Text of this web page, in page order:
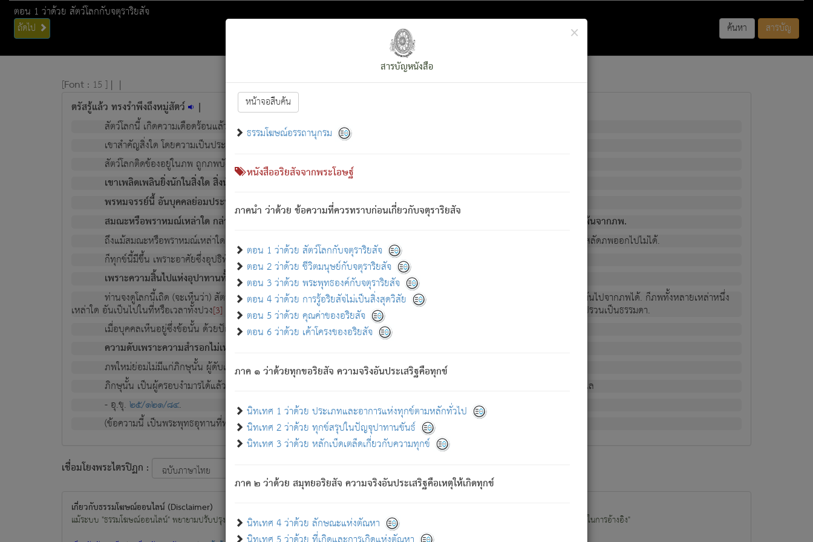
ตอน 1 ว่าด้วย สัตว์โลกกับจตุราริยสัจ
ถัดไป ค้นหา สารบัญ
×
สารบัญหนังสือ
หน้าจอสืบค้น
ธรรมโฆษณ์อรรถานุกรม
หนังสืออริยสัจจากพระโอษฐ์
ภาคนำ ว่าด้วย ข้อความที่ควรทราบก่อนเกี่ยวกับจตุราริยสัจ
ตอน 1 ว่าด้วย สัตว์โลกกับจตุราริยสัจ
ตอน 2 ว่าด้วย ชีวิตมนุษย์กับจตุราริยสัจ
ตอน 3 ว่าด้วย พระพุทธองค์กับจตุราริยสัจ
ตอน 4 ว่าด้วย การรู้อริยสัจไม่เป็นสิ่งสุดวิสัย
ตอน 5 ว่าด้วย คุณค่าของอริยสัจ
ตอน 6 ว่าด้วย เค้าโครงของอริยสัจ
ภาค ๑ ว่าด้วยทุกขอริยสัจ ความจริงอันประเสริฐคือทุกข์
นิทเทศ 1 ว่าด้วย ประเภทและอาการแห่งทุกข์ตามหลักทั่วไป
นิทเทศ 2 ว่าด้วย ทุกข์สรุปในปัญจุปาทานขันธ์
นิทเทศ 3 ว่าด้วย หลักเบ็ดเตล็ดเกี่ยวกับความทุกข์
ภาค ๒ ว่าด้วย สมุทยอริยสัจ ความจริงอันประเสริฐคือเหตุให้เกิดทุกข์
นิทเทศ 4 ว่าด้วย ลักษณะแห่งตัณหา
[Font : 15 ] | |
ตรัสรู้แล้ว ทรงรำพึงถึงหมู่สัตว์ |
สัตว์โลกนี้ เกิดความเดือดร้อนแล้ว มีผัสสะบังหน้า[1]ย่อมกล่าวซึ่งโรค (ความเสียดแทง) นั้นโดยความเป็นตัวเป็นตน
เขาสำคัญสิ่งใด โดยความเป็นประการใด แต่สิ่งนั้นย่อมเป็น (ตามที่เป็นจริง) โดยประการอื่นจากที่เขาสำคัญนั้น
สัตว์โลกติดข้องอยู่ในภพ ถูกภพบังหน้าแล้ว มีภพโดยความเป็นอย่างอื่น (จากที่มันเป็นอยู่จริง) จึงได้เพลิดเพลินยิ่งนักในภพนั้น
เขาเพลิดเพลินยิ่งนักในสิ่งใด สิ่งนั้นเป็นภัย (ที่เขาไม่รู้จัก) : เขากลัวต่อสิ่งใดสิ่งนั้นเป็นทุกข์
พรหมจรรย์นี้ อันบุคคลย่อมประพฤติ ก็เพื่อการละขาดซึ่งภพ.
สมณะหรือพราหมณ์เหล่าใด กล่าวความหลุดพ้นจากภพว่ามีได้เพราะภพ เรากล่าวว่า สมณะหรือพราหมณ์ทั้งปวงนั้น มิใช่ผู้หลดพ้นจากภพ.
ถึงแม้สมณะหรือพราหมณ์เหล่าใด กล่าวความออกไปได้จากภพ ว่ามีได้เพราะวิภพ[2]
: เรากล่าวว่า สมณะหรือพราหมณ์ทั้งปวงนั้น ก็ยังสลัดภพออกไปไม่ได้.
ก็ทุกข์นี้มีขึ้น เพราะอาศัยซึ่งอุปธิทั้งปวง.
เพราะความสิ้นไปแห่งอุปาทานทั้งปวง ความเกิดขึ้นแห่งทุกข์จึงไม่มี.
ท่านจงดูโลกนี้เถิด (จะเห็นว่า) สัตว์ทั้งหลายอันอวิชาหนาแน่นบังหนาแล้ว; และว่า สัตว์ผู้ยินดีในภพอันเป็นแล้วนั้น ย่อมไม่เป็นผู้หลุดพ้นไปจากภพได้. ก็ภพทั้งหลายเหล่าหนึ่ง
เหล่าใด อันเป็นไปในที่หรือเวลาทั้งปวง[3] เพื่อความมีแห่งประโยชน์โดยประการทั้งปวง; ภพทั้งหลายทั้งหมดนั้น ไม่เที่ยง เป็นทุกข์ มีความแปรปรวนเป็นธรรมดา.
เมื่อบุคคลเห็นอยู่ซึ่งข้อนั้น ด้วยปัญญาอันชอบตามที่เป็นจริงอย่างนี้อยู่; เขาย่อมละภวตัณหาได้ และไม่เพลิดเพลินวิภวตัณหาด้วย.
ความดับเพราะความสำรอกไม่เหลือ (แห่งภพทั้งหลาย) เพราะความสิ้นไปแห่งตัณหาโดยประการทั้งปวง นั้นคือนิพพาน.
ภพใหม่ย่อมไม่มีแก่ภิกษุนั้น ผู้ดับเย็นสนิทแล้ว เพราะไม่มีความยึดมั่น
ภิกษุนั้น เป็นผู้ครอบงำมารได้แล้ว ชนะสงครามแล้ว ก้าวล่วงภพทั้งหลายทั้งปวงได้แล้ว เป็นผู้คงที่ (คือไม่เปลี่ยนแปลงอีกต่อไป). ดังนี้แล
- อุ.ขุ.๒๕/๑๒๑/๘๔.
(ข้อความนี้ เป็นพระพุทธอุทานที่ทรงเปล่งออก ที่โคนต้นโพธิ์เป็นที่ตรัสรู้ เมื่อตรัสรู้แล้วได้ 7 วัน)
เชื่อมโยงพระไตรปิฏก :
เกี่ยวกับธรรมโฆษณ์ออนไลน์ (Disclaimer)
แม้ระบบ "ธรรมโฆษณ์ออนไลน์" พยายามปรับปรุงข้อมูลให้ถูกต้องมากที่สุด ผู้ศึกษาก็พึงตรวจสอบกับตัวเล่มหนังสือต้นฉบับ ที่มีการพิมพ์ครั้งล่าสุด ก่อนนำข้อมูลไปใช้ในการอ้างอิง"